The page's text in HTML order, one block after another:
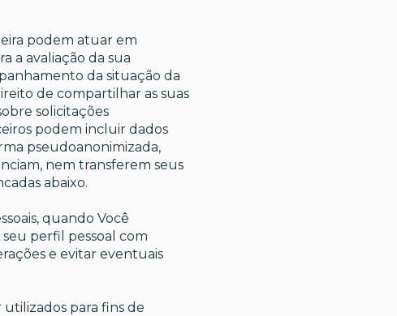
podem atuar em
a avaliação da sua
da situação da
de compartilhar as suas
solicitações
podem incluir dados
pseudoanonimizada,
nem transferem seus
abaixo.
quando Você
perfil pessoal com
e evitar eventuais
utilizados para fins de